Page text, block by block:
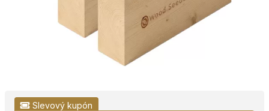
Slevový kupón